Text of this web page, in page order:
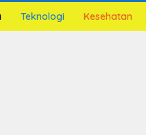
Teknologi Kesehatan